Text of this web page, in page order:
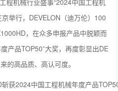
程机械行业盛事“2024中国工程机
举行，DEVELON（迪万伦）100
，在众多申报产品中脱颖而
产品TOP50”大奖，再度彰显出DE
的高品质、高认可度。